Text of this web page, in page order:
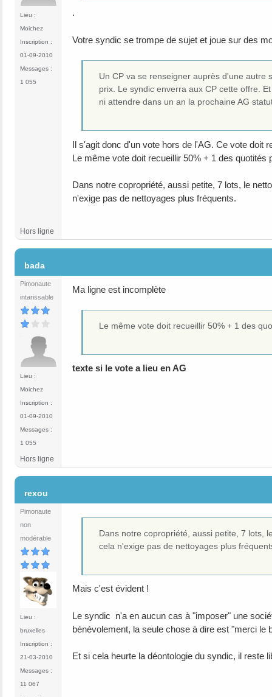
Lieu :
Moichez
Inscription :
01-09-2010
Messages :
1 055
.
Votre syndic se trompe de sujet et joue sur des
Un CP va se renseigner auprès d'une autre
prix. Le syndic enverra aux CP cette offre.
ni attendre dans un an la prochaine AG
Il s'agit donc d'un vote hors de l'AG. Ce vote doit
Le même vote doit recueillir 50% + 1 des quotités
Dans notre copropriété, aussi petite, 7 lots, le
n'exige pas de nettoyages plus fréquents.
Hors ligne
bada
Pimonaute
intarissable
Lieu :
Moichez
Inscription :
01-09-2010
Messages :
1 055
Ma ligne est incomplète
Le même vote doit recueillir 50% + 1 des
texte si le vote a lieu en AG
Hors ligne
rexou
Pimonaute
non
modérable
Lieu :
bruxelles
Inscription :
21-03-2010
Messages :
11 067
Dans notre copropriété, aussi petite, 7 lots,
cela n'exige pas de nettoyages plus
Mais c'est évident !
Le syndic n'a en aucun cas à "imposer" une
bénévolement, la seule chose à dire est "merci le
Et si cela heurte la déontologie du syndic, il reste